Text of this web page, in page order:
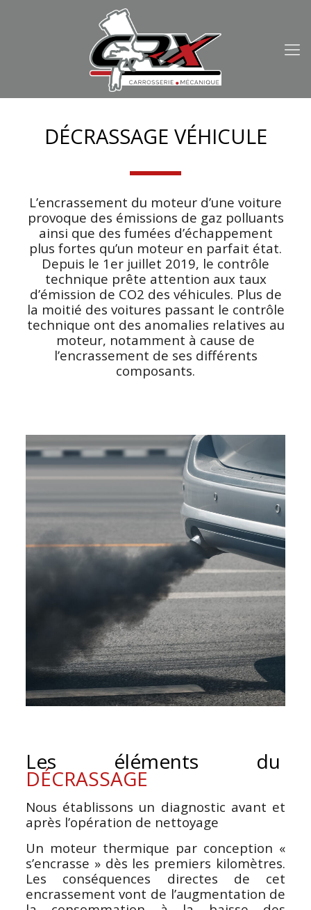
DÉCRASSAGE VÉHICULE
L’encrassement du moteur d’une voiture
provoque des émissions de gaz polluants
ainsi que des fumées d’échappement
plus fortes qu’un moteur en parfait état.
Depuis le 1er juillet 2019, le contrôle
technique prête attention aux taux
d’émission de CO2 des véhicules. Plus de
la moitié des voitures passant le contrôle
technique ont des anomalies relatives au
moteur, notamment à cause de
l’encrassement de ses différents
composants.
Les éléments du
DÉCRASSAGE
Nous établissons un diagnostic avant et
après l’opération de nettoyage
Un moteur thermique par conception «
s’encrasse » dès les premiers kilomètres.
Les conséquences directes de cet
encrassement vont de l’augmentation de